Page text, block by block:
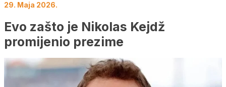
29. Maja 2026.
Evo zašto je Nikolas Kejdž
promijenio prezime